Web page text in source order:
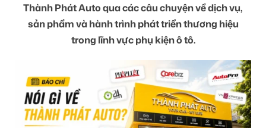
Thành Phát Auto qua các câu chuyện về dịch vụ,
sản phẩm và hành trình phát triển thương hiệu
trong lĩnh vực phụ kiện ô tô.